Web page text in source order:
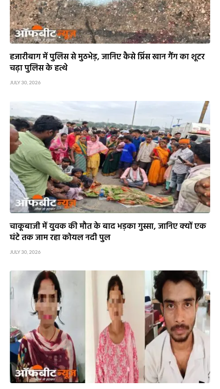
हजारीबाग में पुलिस से मुठभेड़, जानिए कैसे प्रिंस खान गैंग का शूटर
चढ़ा पुलिस के हत्थे
JULY 30, 2026
चाकूबाजी में युवक की मौत के बाद भड़का गुस्सा, जानिए क्यों एक
घंटे तक जाम रहा कोयल नदी पुल
JULY 30, 2026